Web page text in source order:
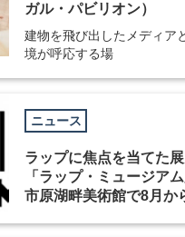
ガル・パビリオン）
建物を飛び出したメディア
境が呼応する場
ニュース
ラップに焦点を当てた展
「ラップ・ミュージア
市原湖畔美術館で8月か